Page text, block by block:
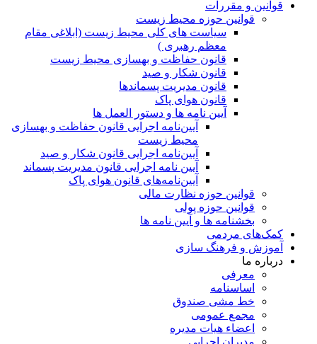
قوانین و مقررات
قوانین حوزه محیط زیست
ﺳﯿﺎﺳﺖ ﻫﺎی ﮐﻠﯽ ﻣﺤﯿﻂ زﯾﺴﺖ (ابلاغی مقام
معظم رهبری )
قانون حفاظت و بهسازی محیط زیست
قانون شکار و صید
قانون مدیریت پسماندها
قانون هوای پاک
آیین نامه ها و دستور العمل ها
آیین‌نامه اجرایی قانون حفاظت و بهسازی
محیط زیست
آیین‌نامه اجرایی قانون شکار و صید
آیین نامه اجرایی قانون مدیریت پسماند
آیین‌نامه‌های قانون هوای پاک
قوانین حوزه نظارت مالی
قوانین حوزه پولی
بخشنامه ها و آیین نامه ها
کمک‌های مردمی
آموزش و فرهنگ سازی
درباره ما
معرفی
اساسنامه
خط مشی صندوق
مجمع عمومی
اعضاء هیات مدیره